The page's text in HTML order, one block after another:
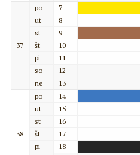
37
po
7
ut
8
st
9
št
10
pi
11
so
12
ne
13
38
po
14
ut
15
st
16
št
17
pi
18